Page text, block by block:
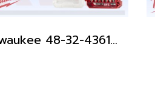
Milwaukee 48-32-4361PS ดอกไขควง 65mm PH2 ชุด 8ชิ้นพร้อมกล่อง (สินค้ามีพร้อมจัดส่ง)